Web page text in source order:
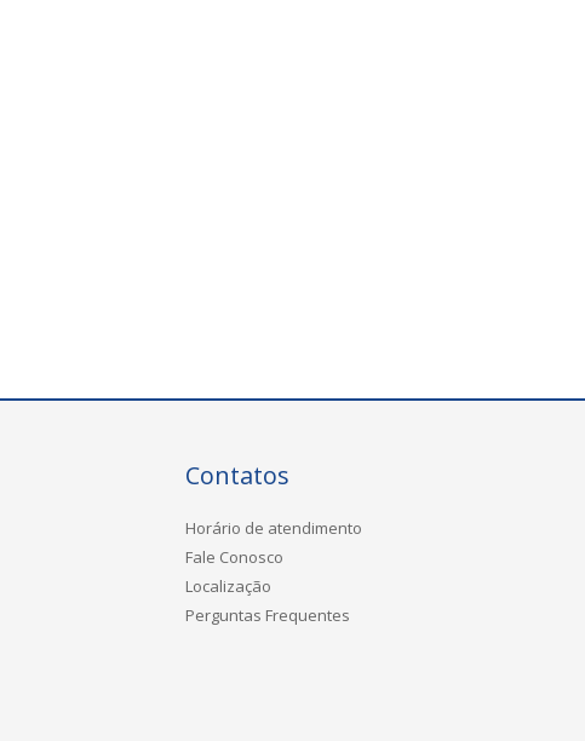
Contatos
Horário de atendimento
Fale Conosco
Localização
Perguntas Frequentes